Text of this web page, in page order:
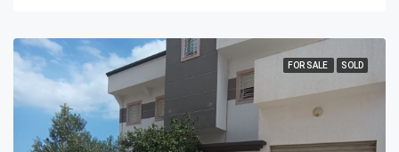
FOR SALE SOLD